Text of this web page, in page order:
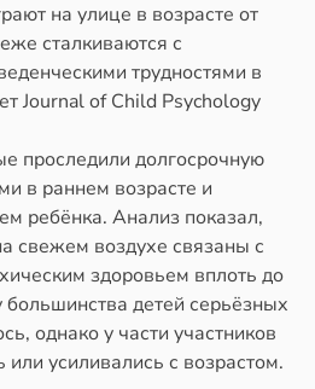
на улице в возрасте от
сталкиваются с
трудностями в
Journal of Child Psychology
проследили долгосрочную
в раннем возрасте и
ребёнка. Анализ показал,
свежем воздухе связаны с
здоровьем вплоть до
детей серьёзных
однако у части участников
или усиливались с возрастом.